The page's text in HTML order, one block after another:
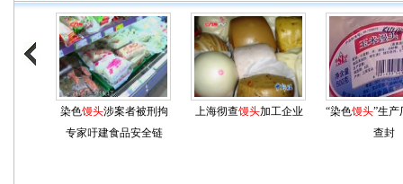
染色馒头涉案者被刑拘
专家吁建食品安全链
上海彻查馒头加工企业 “染色馒头”生产
查封